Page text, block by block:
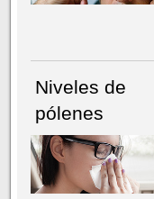
Niveles de
pólenes